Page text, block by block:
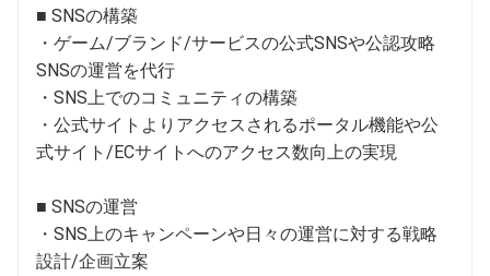
■ SNSの構築
・ゲーム/ブランド/サービスの公式SNSや公認攻略
SNSの運営を代⾏
・SNS上でのコミュニティの構築
・公式サイトよりアクセスされるポータル機能や公
式サイト/ECサイトへのアクセス数向上の実現
■ SNSの運営
・SNS上のキャンペーンや⽇々の運営に対する戦略
設計/企画⽴案